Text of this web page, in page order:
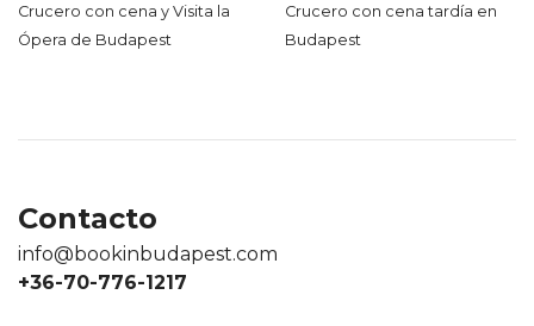
Crucero con cena y Visita la
Ópera de Budapest
Crucero con cena tardía en
Budapest
Contacto
info@bookinbudapest.com
+36-70-776-1217